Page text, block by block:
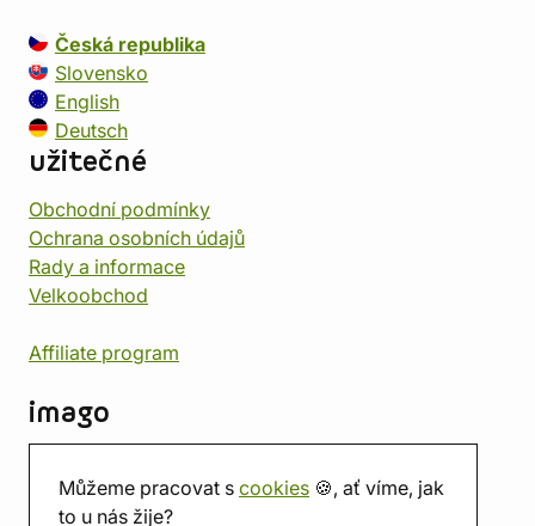
Můžeme pracovat s cookies 🍪, ať víme, jak
to u nás žije?
Česká republika
Slovensko
English
Deutsch
užitečné
Obchodní podmínky
Ochrana osobních údajů
Rady a informace
Velkoobchod
Affiliate program
imago
Prodejna
Herna